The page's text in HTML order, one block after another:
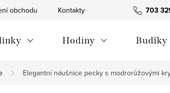
703
obchodu Kontakty
Hodiny Budíky
Elegantní náušnice pecky s modrorůžovými